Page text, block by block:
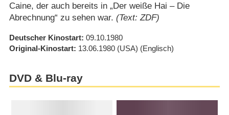
Caine, der auch bereits in „Der weiße Hai – Die
Abrechnung“ zu sehen war. (Text: ZDF)
Deutscher Kinostart 09.10.1980
Original-Kinostart 13.06.1980 (USA) (Englisch)
DVD & Blu-ray